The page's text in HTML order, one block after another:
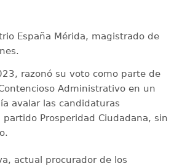
España Mérida, magistrado de
razonó su voto como parte de
Administrativo en un
avalar las candidaturas
Prosperidad Ciudadana, sin
actual procurador de los